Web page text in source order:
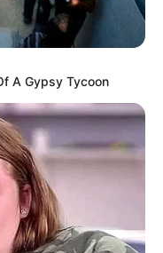
A Gypsy Tycoon